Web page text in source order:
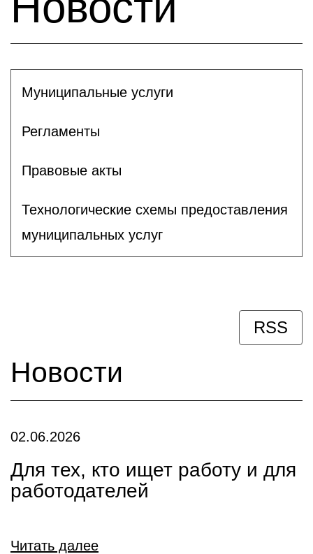
Муниципальные услуги
Регламенты
Правовые акты
Технологические схемы предоставления
муниципальных услуг
RSS
Новости
02.06.2026
Для тех, кто ищет работу и для
работодателей
Читать далее